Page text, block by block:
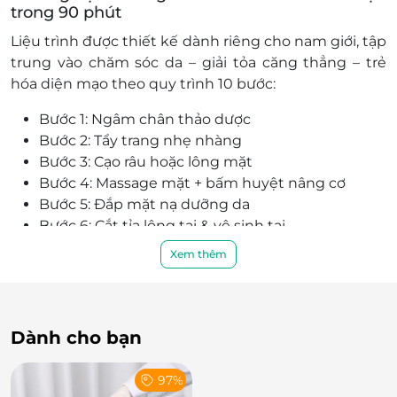
trong 90 phút
Liệu trình được thiết kế dành riêng cho nam giới, tập
trung vào chăm sóc da – giải tỏa căng thẳng – trẻ
hóa diện mạo theo quy trình 10 bước:
Bước 1: Ngâm chân thảo dược
Bước 2: Tẩy trang nhẹ nhàng
Bước 3: Cạo râu hoặc lông mặt
Bước 4: Massage mặt + bấm huyệt nâng cơ
Bước 5: Đắp mặt nạ dưỡng da
Bước 6: Cắt tỉa lông tai & vệ sinh tai
Bước 7: Tháo mặt nạ
Bước 8: Thoa toner cân bằng da
Lưu ý: Kết quả phụ thuộc vào cơ địa từng người.
Khách còn được tặng 01 bữa ăn thuần chay
Xem thêm
Dành cho bạn
97%